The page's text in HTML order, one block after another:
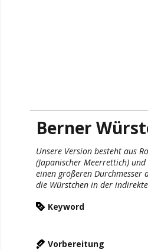
Berner
Unsere Version besteht aus
(Japanischer Meerrettich)
einen größeren Durchmesser
die Würstchen in der
Keyword
Vorbereitung